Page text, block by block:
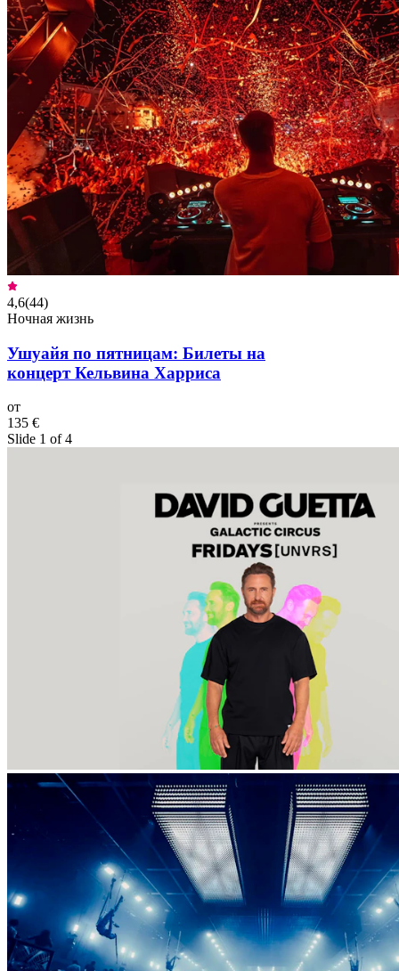
4,6(44)
Ночная жизнь
Ушуайя по пятницам: Билеты на
концерт Кельвина Харриса
от
135 €
Slide 1 of 4